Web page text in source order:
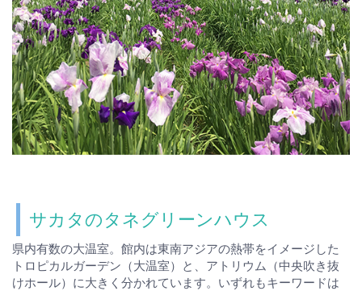
サカタのタネグリーンハウス
県内有数の大温室。館内は東南アジアの熱帯をイメージした
トロピカルガーデン（大温室）と、アトリウム（中央吹き抜
けホール）に大きく分かれています。いずれもキーワードは